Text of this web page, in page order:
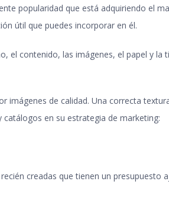
popularidad que está adquiriendo el
útil que puedes incorporar en él.
el contenido, las imágenes, el papel y la
imágenes de calidad. Una correcta
en su estrategia de marketing:
creadas que tienen un presupuesto